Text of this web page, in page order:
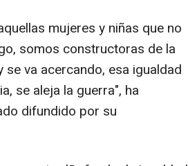
mujeres y niñas que no
somos constructoras de la
va acercando, esa igualdad
se aleja la guerra", ha
difundido por su